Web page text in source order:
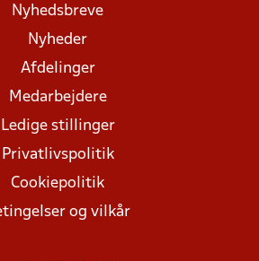
Nyhedsbreve
Nyheder
Afdelinger
Medarbejdere
Ledige stillinger
Privatlivspolitik
Cookiepolitik
og vilkår